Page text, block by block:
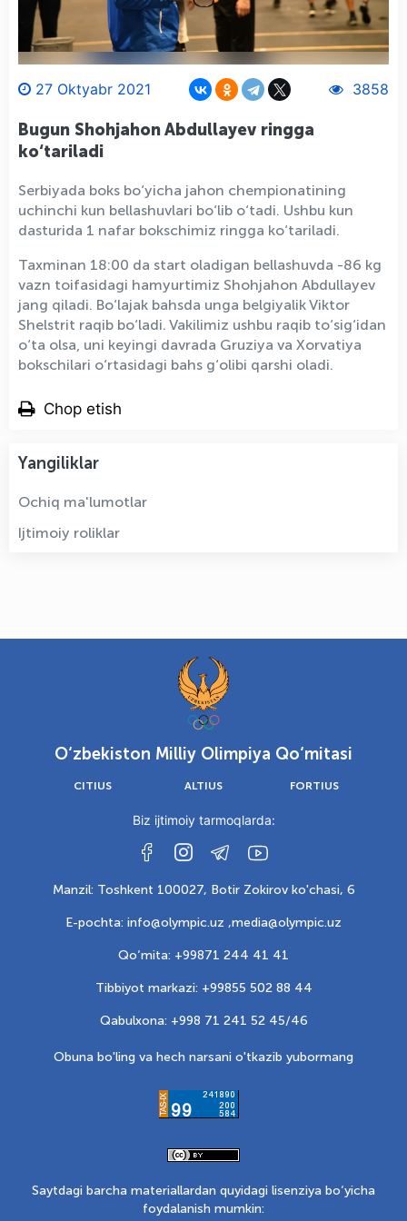
27 Oktyabr 2021 3858
Bugun Shohjahon Abdullayev ringga
ko‘tariladi
Serbiyada boks bo‘yicha jahon chempionatining
uchinchi kun bellashuvlari bo‘lib o‘tadi. Ushbu kun
dasturida 1 nafar bokschimiz ringga ko‘tariladi.
Taxminan 18:00 da start oladigan bellashuvda -86 kg
vazn toifasidagi hamyurtimiz Shohjahon Abdullayev
jang qiladi. Bo‘lajak bahsda unga belgiyalik Viktor
Shelstrit raqib bo‘ladi. Vakilimiz ushbu raqib to‘sig‘idan
o‘ta olsa, uni keyingi davrada Gruziya va Xorvatiya
bokschilari o‘rtasidagi bahs g‘olibi qarshi oladi.
Chop etish
Yangiliklar
Ochiq ma'lumotlar
Ijtimoiy roliklar
O‘zbekiston Milliy Olimpiya Qo‘mitasi
CITIUS ALTIUS FORTIUS
Biz ijtimoiy tarmoqlarda:
Manzil: Toshkent 100027, Botir Zokirov ko'chasi, 6
E-pochta: info@olympic.uz ,media@olympic.uz
Qo‘mita: +99871 244 41 41
Tibbiyot markazi: +99855 502 88 44
Qabulxona: +998 71 241 52 45/46
Obuna bo'ling va hech narsani o'tkazib yubormang
Saytdagi barcha materiallardan quyidagi lisenziya bo‘yicha
foydalanish mumkin: